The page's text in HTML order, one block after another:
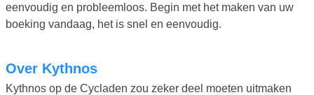
eenvoudig en probleemloos. Begin met het maken van uw
boeking vandaag, het is snel en eenvoudig.
Over Kythnos
Kythnos op de Cycladen zou zeker deel moeten uitmaken